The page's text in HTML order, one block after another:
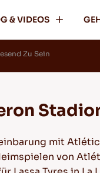
& VIDEOS
Zu Sein
mit
von